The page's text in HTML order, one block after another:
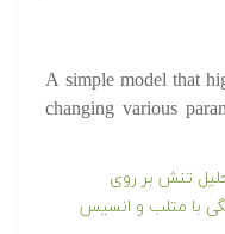
A simple model that
changing various
تنش بر روی
با متلب و انسیس